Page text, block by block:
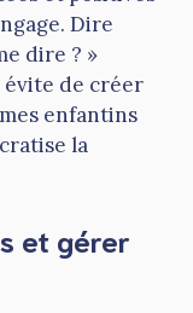
Dire
dire ? »
évite de créer
enfantins
la
et gérer